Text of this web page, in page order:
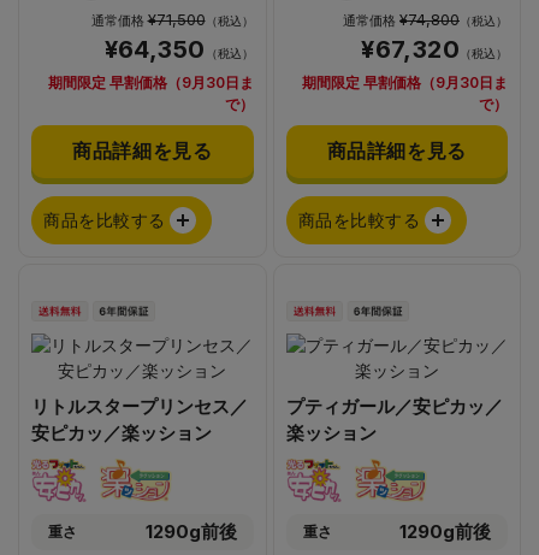
通常価格¥71,500（税込）
¥64,350 （税込）
期間限定 早割価格（9月30日ま
で）
商品詳細を見る
商品を比較する
通常価格 ¥74,800 （税込）
¥67,320 （税込）
期間限定 早割価格（9月30日ま
で）
商品詳細を見る
商品を比較する
リトルスタープリンセス／
安ピカッ／楽ッション
重さ 1290g前後
プティガール／安ピカッ／
楽ッション
重さ 1290g前後